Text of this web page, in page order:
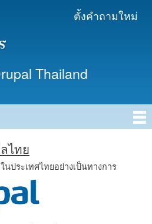
ตั้งคำถามใหม่
Thailand
ไทย
ประเทศไทยอย่างเป็นทางการ